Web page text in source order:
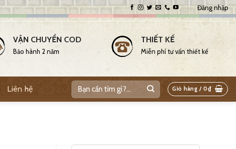
Đăng nhập
VẬN CHUYỂN COD
Bảo hành 2 năm
THIẾT KẾ
Miễn phí tư vấn thiết kế
Liên hệ Giỏ hàng /0₫